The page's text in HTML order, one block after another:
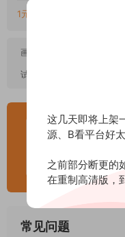
1元=1金币，链接失效或错
画质：
试阅：
常见问题
这几天即将上架
源、B看平台好
之前部分断更的
在重制高清版，